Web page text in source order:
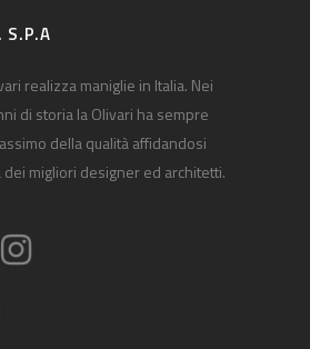
S.P.A
realizza maniglie in Italia. Nei
di storia la Olivari ha sempre
della qualità affidandosi
dei migliori designer ed architetti.